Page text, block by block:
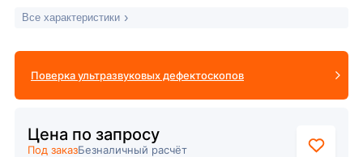
Все характеристики
Поверка ультразвуковых дефектоскопов
Цена по запросу
Под заказБезналичный расчёт